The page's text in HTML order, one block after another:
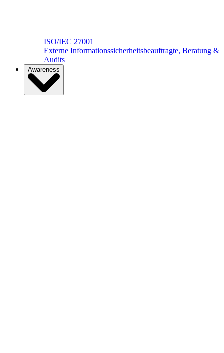
ISO/IEC 27001
Externe Informationssicherheitsbeauftragte, Beratung &
Audits
Awareness